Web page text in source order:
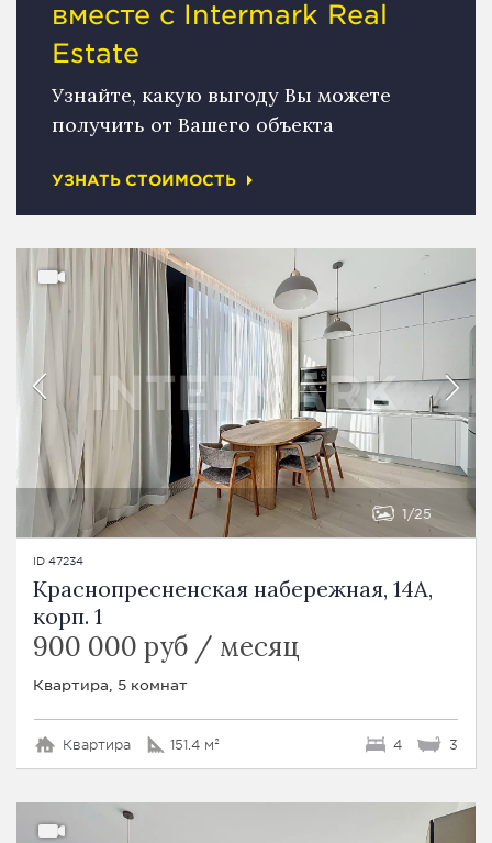
вместе с Intermark Real
Estate
Узнайте, какую выгоду Вы можете
получить от Вашего объекта
УЗНАТЬ СТОИМОСТЬ
1 25
ID 47234
Краснопресненская набережная, 14A,
корп. 1
900 000 руб / месяц
Квартира, 5 комнат
Квартира 151.4 м² 4 3